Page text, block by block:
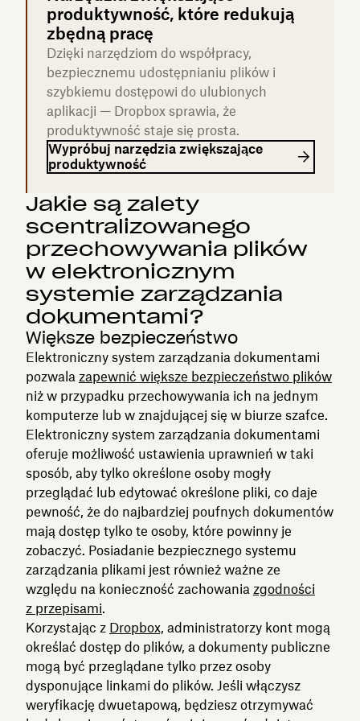
produktywność, które redukują
zbędną pracę
Dzięki narzędziom do współpracy,
bezpiecznemu udostępnianiu plików i
szybkiemu dostępowi do ulubionych
aplikacji — Dropbox sprawia, że
produktywność staje się prosta.
Wypróbuj narzędzia zwiększające
produktywność
Jakie są zalety
scentralizowanego
przechowywania plików
w elektronicznym
systemie zarządzania
dokumentami?
Większe bezpieczeństwo
Elektroniczny system zarządzania dokumentami
pozwala zapewnić większe bezpieczeństwo plików
niż w przypadku przechowywania ich na jednym
komputerze lub w znajdującej się w biurze szafce.
Elektroniczny system zarządzania dokumentami
oferuje możliwość ustawienia uprawnień w taki
sposób, aby tylko określone osoby mogły
przeglądać lub edytować określone pliki, co daje
pewność, że do najbardziej poufnych dokumentów
mają dostęp tylko te osoby, które powinny je
zobaczyć. Posiadanie bezpiecznego systemu
zarządzania plikami jest również ważne ze
względu na konieczność zachowania zgodności
z przepisami.
Korzystając z Dropbox, administratorzy kont mogą
określać dostęp do plików, a dokumenty publiczne
mogą być przeglądane tylko przez osoby
dysponujące linkami do plików. Jeśli włączysz
weryfikację dwuetapową, będziesz otrzymywać